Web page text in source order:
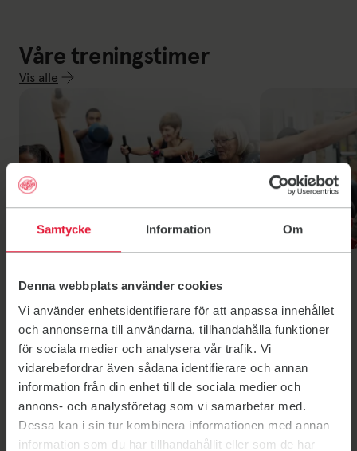
Samtycke Information Om
Denna webbplats använder cookies
Vi använder enhetsidentifierare för att anpassa innehållet
och annonserna till användarna, tillhandahålla funktioner
för sociala medier och analysera vår trafik. Vi
vidarebefordrar även sådana identifierare och annan
information från din enhet till de sociala medier och
annons- och analysföretag som vi samarbetar med.
Dessa kan i sin tur kombinera informationen med annan
information som du har tillhandahållit eller som de har
Våre treningstimer
Link till: Vis alle
Vis alle
Sirkelgym soft